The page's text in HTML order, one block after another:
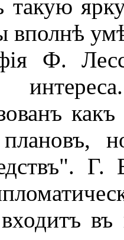
такую
вполнѣ
Ф.
Г.
въ